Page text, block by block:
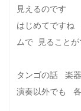
見えるのです
はじめてです
ムで 見ることが
タンゴの話 楽
演奏以外でも